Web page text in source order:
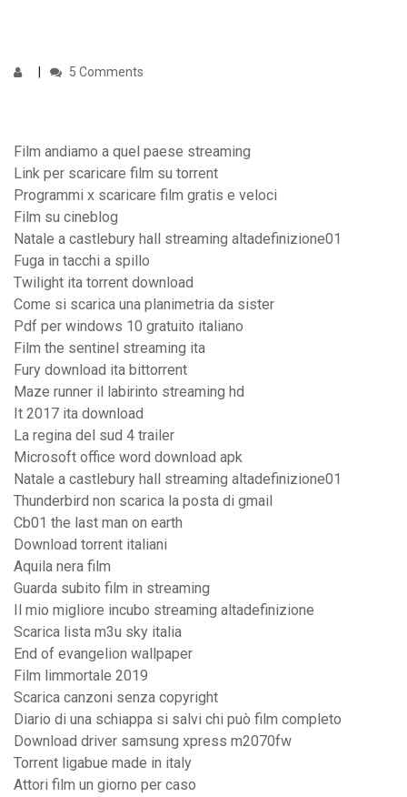
5 Comments
Film andiamo a quel paese streaming
Link per scaricare film su torrent
Programmi x scaricare film gratis e veloci
Film su cineblog
Natale a castlebury hall streaming altadefinizione01
Fuga in tacchi a spillo
Twilight ita torrent download
Come si scarica una planimetria da sister
Pdf per windows 10 gratuito italiano
Film the sentinel streaming ita
Fury download ita bittorrent
Maze runner il labirinto streaming hd
It 2017 ita download
La regina del sud 4 trailer
Microsoft office word download apk
Natale a castlebury hall streaming altadefinizione01
Thunderbird non scarica la posta di gmail
Cb01 the last man on earth
Download torrent italiani
Aquila nera film
Guarda subito film in streaming
Il mio migliore incubo streaming altadefinizione
Scarica lista m3u sky italia
End of evangelion wallpaper
Film limmortale 2019
Scarica canzoni senza copyright
Diario di una schiappa si salvi chi può film completo
Download driver samsung xpress m2070fw
Torrent ligabue made in italy
Attori film un giorno per caso